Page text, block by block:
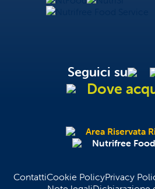
NtFood
Seguici su
Dove
Area Riservata
Nutrifree
ContattiCookie PolicyPrivacy